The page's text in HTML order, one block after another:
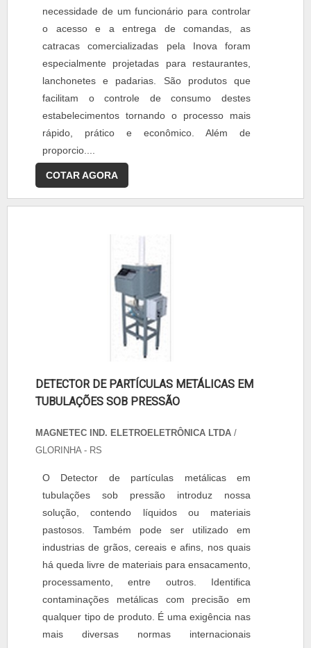
necessidade de um funcionário para controlar
o acesso e a entrega de comandas, as
catracas comercializadas pela Inova foram
especialmente projetadas para restaurantes,
lanchonetes e padarias. São produtos que
facilitam o controle de consumo destes
estabelecimentos tornando o processo mais
rápido, prático e econômico. Além de
proporcio....
COTAR AGORA
DETECTOR DE PARTÍCULAS METÁLICAS EM
TUBULAÇÕES SOB PRESSÃO
MAGNETEC IND. ELETROELETRÔNICA LTDA /
GLORINHA - RS
O Detector de partículas metálicas em
tubulações sob pressão introduz nossa
solução, contendo líquidos ou materiais
pastosos. Também pode ser utilizado em
industrias de grãos, cereais e afins, nos quais
há queda livre de materiais para ensacamento,
processamento, entre outros. Identifica
contaminações metálicas com precisão em
qualquer tipo de produto. É uma exigência nas
mais diversas normas internacionais